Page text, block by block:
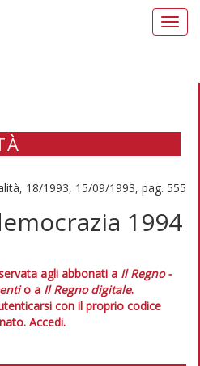
18/1993, 15/09/1993, pag. 555
1994
agli abbonati a Il Regno -
o a Il Regno digitale.
con il proprio codice
Accedi.